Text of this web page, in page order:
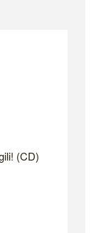
(CD)